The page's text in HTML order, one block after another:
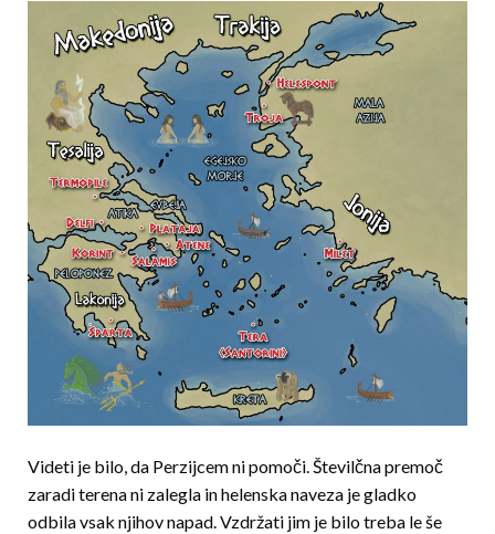
Videti je bilo, da Perzijcem ni pomoči. Številčna premoč
zaradi terena ni zalegla in helenska naveza je gladko
odbila vsak njihov napad. Vzdržati jim je bilo treba le še